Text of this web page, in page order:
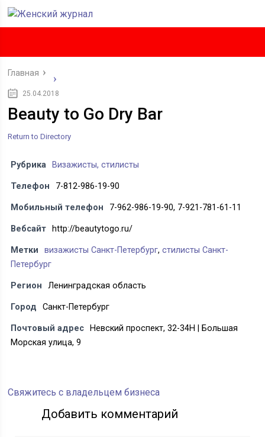
Главная
25.04.2018
Beauty to Go Dry Bar
Return to Directory
Рубрика Визажисты, стилисты
Телефон 7-812-986-19-90
Мобильный телефон 7-962-986-19-90, 7-921-781-61-11
Вебсайт http://beautytogo.ru/
Метки визажисты Санкт-Петербург,стилисты Санкт-
Петербург
Регион Ленинградская область
Город Санкт-Петербург
Почтовый адрес
Невский проспект, 32-34Н | Большая
Морская улица, 9
Свяжитесь с владельцем бизнеса
Добавить комментарий